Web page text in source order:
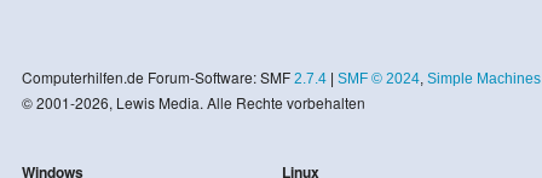
Computerhilfen.de Forum-Software: SMF 2.7.4| SMF © 2024, Simple Machines
© 2001-2026, Lewis Media. Alle Rechte vorbehalten
Windows Linux